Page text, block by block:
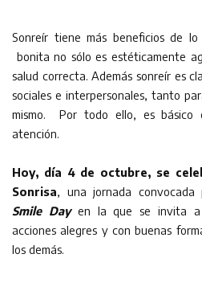
Sonreír tiene más beneficios de
bonita no sólo es estéticamente
salud correcta. Además sonreír es
sociales e interpersonales, tanto
mismo. Por todo ello, es básico
atención.
Hoy, día 4 de octubre, se
Sonrisa, una jornada convocada
Smile Dayen la que se invita a
acciones alegres y con buenas
los demás.